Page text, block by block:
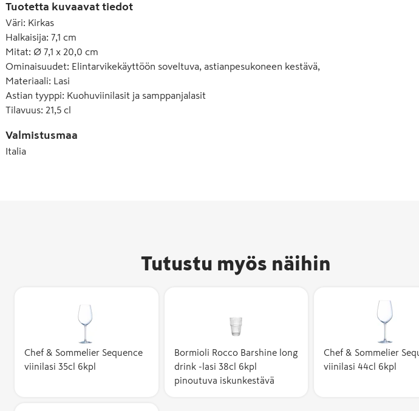
Tuotetta kuvaavat tiedot
Väri: Kirkas
Halkaisija: 7,1 cm
Mitat: Ø 7,1 x 20,0 cm
Ominaisuudet: Elintarvikekäyttöön soveltuva, astianpesukoneen kestävä,
Materiaali: Lasi
Astian tyyppi: Kuohuviinilasit ja samppanjalasit
Tilavuus: 21,5 cl
Valmistusmaa
Italia
Tutustu myös näihin
Chef & Sommelier Sequence
viinilasi 35cl 6kpl
Bormioli Rocco Barshine long
drink -lasi 38cl 6kpl
pinoutuva iskunkestävä
Chef & Sommelier
viinilasi 44cl 6kpl